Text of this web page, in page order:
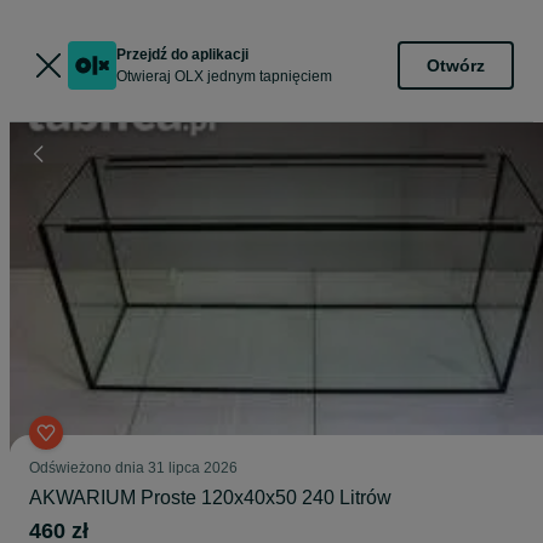
Przejdź do aplikacji
Otwieraj OLX jednym tapnięciem
Otwórz
Odświeżono dnia 31 lipca 2026
AKWARIUM Proste 120x40x50 240 Litrów
460 zł